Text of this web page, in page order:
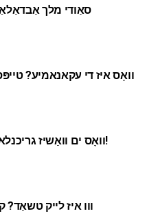
סאַודי מלך אַבדאַלאַ
וואָס איז די עקאנאמיע?
וואָס ים וואַשיז גריכנלאנד? מיר לערנען!
ווו איז לייק טשאַד?